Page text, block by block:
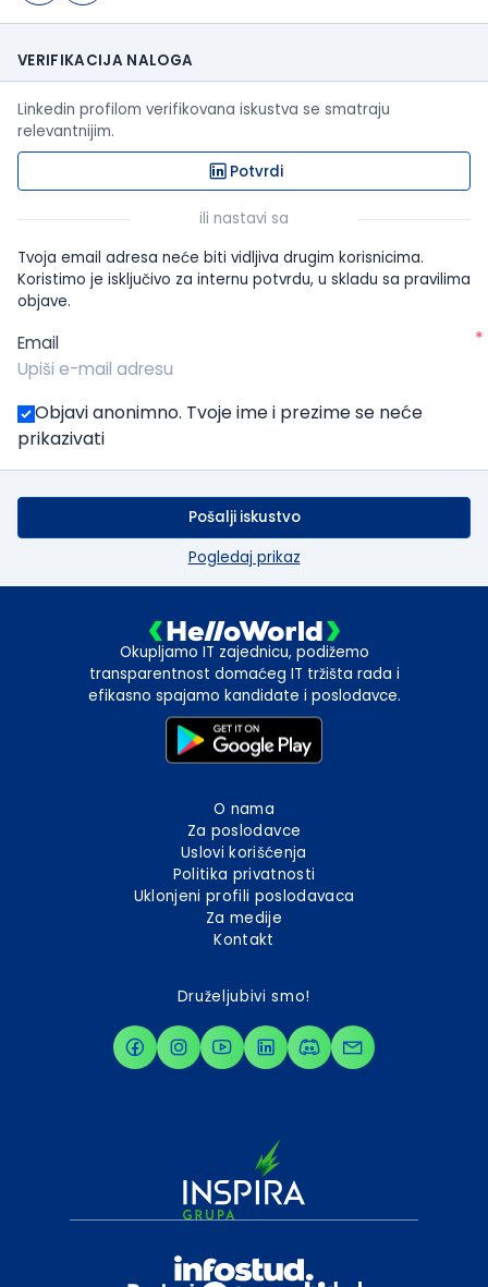
VERIFIKACIJA NALOGA
Linkedin profilom verifikovana iskustva se smatraju
relevantnijim.
Potvrdi
ili nastavi sa
Tvoja email adresa neće biti vidljiva drugim korisnicima.
Koristimo je isključivo za internu potvrdu, u skladu sa pravilima
objave.
Email *
Objavi anonimno. Tvoje ime i prezime se neće
prikazivati
Pošalji iskustvo
Pogledaj prikaz
Okupljamo IT zajednicu, podižemo
transparentnost domaćeg IT tržišta rada i
efikasno spajamo kandidate i poslodavce.
O nama
Za poslodavce
Uslovi korišćenja
Politika privatnosti
Uklonjeni profili poslodavaca
Za medije
Kontakt
Druželjubivi smo!